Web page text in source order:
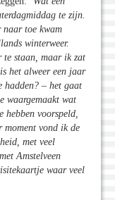
te zijn.
toe kwam
winterweer.
te staan, maar ik zat
het alweer een jaar
hadden? – het gaat
waargemaakt wat
voorspeld,
moment vond ik de
met veel
Amstelveen
waar veel